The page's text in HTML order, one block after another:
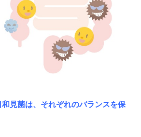
見菌は、それぞれのバランスを保